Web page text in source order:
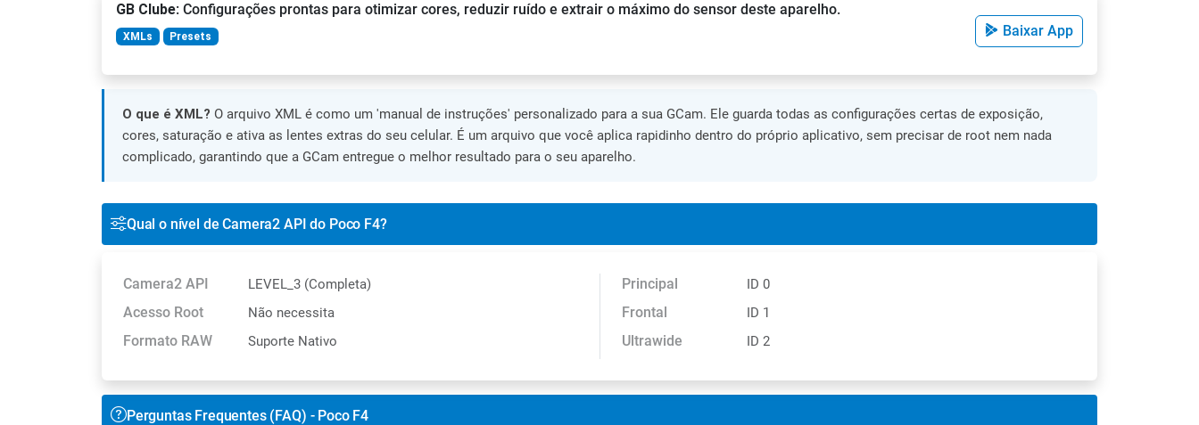
GB Clube: Configurações prontas para otimizar cores, reduzir ruído e extrair o máximo do sensor deste aparelho.
XMLs Presets Baixar App
O que é XML? O arquivo XML é como um 'manual de instruções' personalizado para a sua GCam. Ele guarda todas as configurações certas de exposição,
cores, saturação e ativa as lentes extras do seu celular. É um arquivo que você aplica rapidinho dentro do próprio aplicativo, sem precisar de root nem nada
complicado, garantindo que a GCam entregue o melhor resultado para o seu aparelho.
Qual o nível de Camera2 API do Poco F4?
Camera2 API LEVEL_3 (Completa)
Acesso Root Não necessita
Formato RAW Suporte Nativo
Principal ID 0
Frontal ID 1
Ultrawide ID 2
Perguntas Frequentes (FAQ) - Poco F4